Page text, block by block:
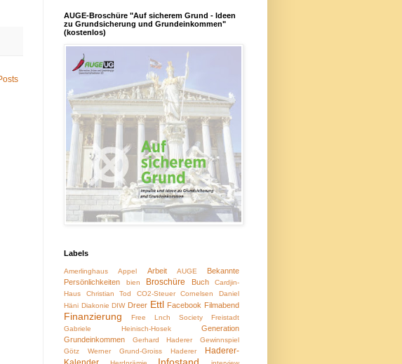
AUGE-Broschüre "Auf sicherem Grund - Ideen
zu Grundsicherung und Grundeinkommen"
(kostenlos)
Labels
Amerlinghaus Appel Arbeit AUGE
Bekannte
Persönlichkeiten
bien Broschüre Buch
Cardjin-
Haus
Christian Tod CO2-Steuer Cornelsen
Daniel
Häni Diakonie DIW Dreer Ettl Facebook Filmabend
Finanzierung Free Lnch Society
Freistadt
Gabriele Heinisch-Hosek
Generation
Grundeinkommen
Gerhard Haderer
Gewinnspiel
Götz Werner
Grund-Groiss Haderer
Haderer-
Infostand